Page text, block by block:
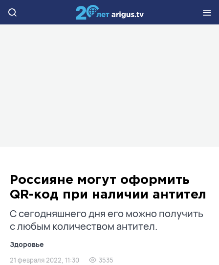
Россияне могут оформить
QR-код при наличии антител
С сегодняшнего дня его можно получить
с любым количеством антител.
Здоровье
21 февраля 2022, 11:30 3535